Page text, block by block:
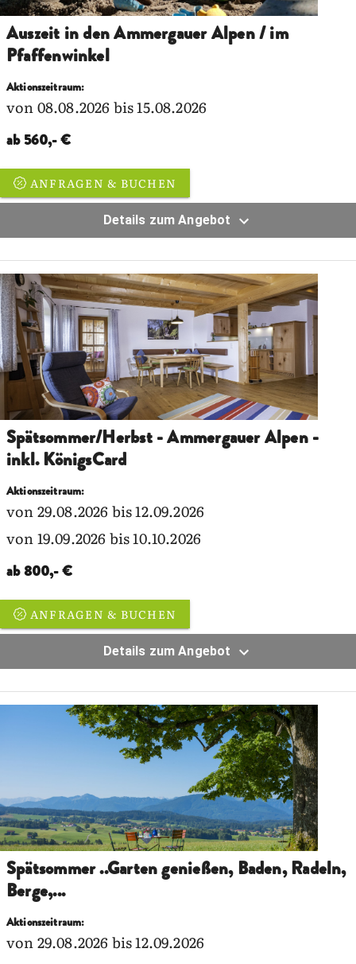
Auszeit in den Ammergauer Alpen / im
Pfaffenwinkel
Aktionszeitraum:
von 08.08.2026 bis 15.08.2026
ab 560,- €
ANFRAGEN & BUCHEN
Details zum Angebot
Spätsommer/Herbst - Ammergauer Alpen -
inkl. KönigsCard
Aktionszeitraum:
von 29.08.2026 bis 12.09.2026
von 19.09.2026 bis 10.10.2026
ab 800,- €
ANFRAGEN & BUCHEN
Details zum Angebot
Spätsommer ..Garten genießen, Baden, Radeln,
Berge,...
Aktionszeitraum:
von 29.08.2026 bis 12.09.2026